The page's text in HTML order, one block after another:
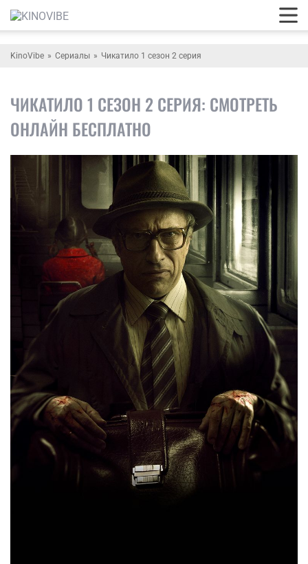
KinoVibe Сериалы Чикатило 1 сезон 2 серия
ЧИКАТИЛО 1 СЕЗОН 2 СЕРИЯ: СМОТРЕТЬ
ОНЛАЙН БЕСПЛАТНО